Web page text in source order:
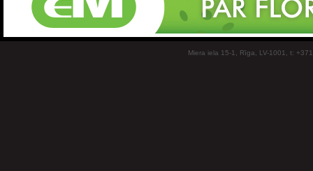
Miera iela 15-1, Rīga, LV-1001, t: